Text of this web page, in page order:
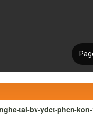
tai-bv-ydct-phcn-